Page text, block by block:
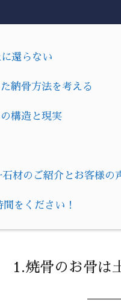
還らない
納骨方法を考える
構造と現実
石材のご紹介とお客様の
をください！
1.焼骨のお骨は